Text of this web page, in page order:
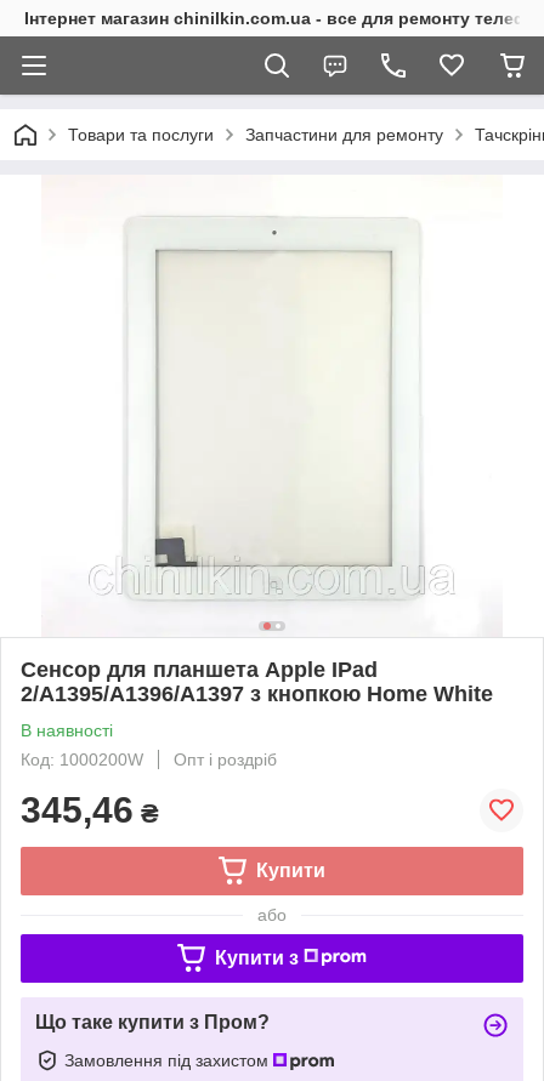
Інтернет магазин chinilkin.com.ua - все для ремонту
Товари та послуги Запчастини для ремонту
Сенсор для планшета Apple IPad
2/A1395/A1396/A1397 з кнопкою Home White
В наявності
Код: 1000200W
Опт і роздріб
345,46 ₴
Купити
або
Купити з
Що таке купити з Пром?
Замовлення під захистом